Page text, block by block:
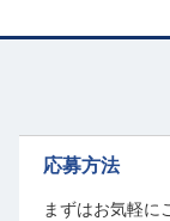
応募方法
まずはお気軽に